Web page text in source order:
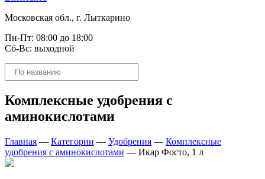
Московская обл., г. Лыткарино
Пн-Пт: 08:00 до 18:00
Сб-Вс: выходной
Поиск
товаров
Комплексные удобрения с
аминокислотами
Главная — Категории — Удобрения — Комплексные
удобрения с аминокислотами — Икар Фосто, 1 л